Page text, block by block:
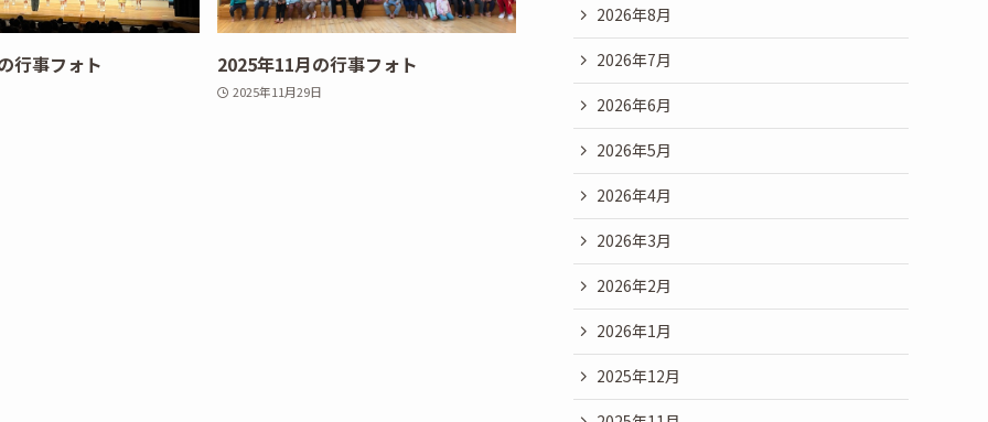
行事フォト 2025年11月の行事フォト
2025年11月29日
2026年8月
2026年7月
2026年6月
2026年5月
2026年4月
2026年3月
2026年2月
2026年1月
2025年12月